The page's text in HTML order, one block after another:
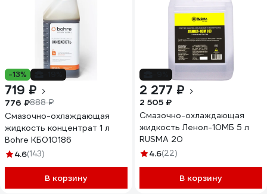
-13%
719 ₽
776 ₽888 ₽
Смазочно-охлаждающая
жидкость концентрат 1 л
Bohre КБ010186
4.6(143)
В корзину
2 277 ₽
2 505 ₽
Смазочно-охлаждающая
жидкость Ленол-10МБ 5 л
RUSMA 20
4.6(22)
В корзину